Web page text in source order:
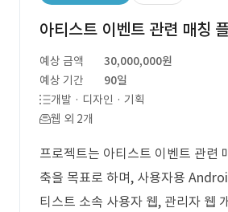
아티스트 이벤트 관련 매칭
예상 금액
30,000,000원
예상 기간
90일
개발 · 디자인 · 기획
웹 외 2개
프로젝트는 아티스트 이벤트 관련
축을 목표로 하며, 사용자용
티스트 소속 사용자 웹, 관리자 웹